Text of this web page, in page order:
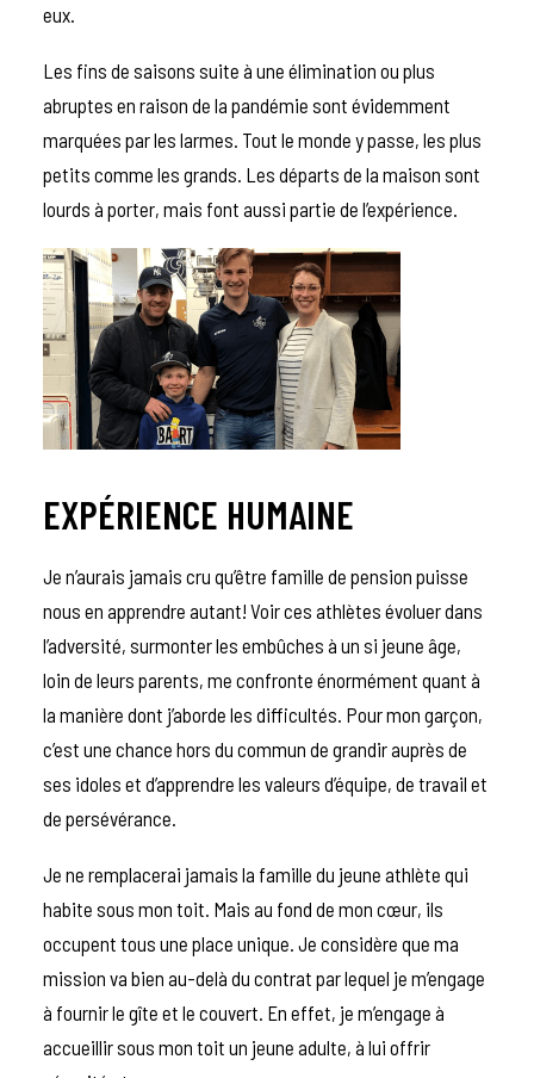
eux.
Les fins de saisons suite à une élimination ou plus
abruptes en raison de la pandémie sont évidemment
marquées par les larmes. Tout le monde y passe, les plus
petits comme les grands. Les départs de la maison sont
lourds à porter, mais font aussi partie de l’expérience.
EXPÉRIENCE HUMAINE
Je n’aurais jamais cru qu’être famille de pension puisse
nous en apprendre autant! Voir ces athlètes évoluer dans
l’adversité, surmonter les embûches à un si jeune âge,
loin de leurs parents, me confronte énormément quant à
la manière dont j’aborde les difficultés. Pour mon garçon,
c’est une chance hors du commun de grandir auprès de
ses idoles et d’apprendre les valeurs d’équipe, de travail et
de persévérance.
Je ne remplacerai jamais la famille du jeune athlète qui
habite sous mon toit. Mais au fond de mon cœur, ils
occupent tous une place unique. Je considère que ma
mission va bien au-delà du contrat par lequel je m’engage
à fournir le gîte et le couvert. En effet, je m’engage à
accueillir sous mon toit un jeune adulte, à lui offrir